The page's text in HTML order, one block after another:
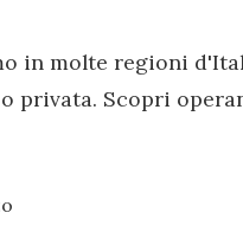
in molte regioni
privata. Scopri